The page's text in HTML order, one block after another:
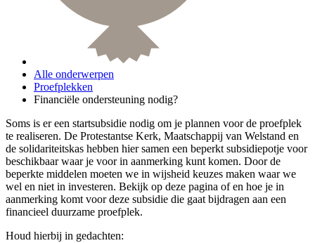
Alle onderwerpen
Proefplekken
Financiële ondersteuning nodig?
Soms is er een startsubsidie nodig om je plannen voor de proefplek
te realiseren. De Protestantse Kerk, Maatschappij van Welstand en
de solidariteitskas hebben hier samen een beperkt subsidiepotje voor
beschikbaar waar je voor in aanmerking kunt komen. Door de
beperkte middelen moeten we in wijsheid keuzes maken waar we
wel en niet in investeren. Bekijk op deze pagina of en hoe je in
aanmerking komt voor deze subsidie die gaat bijdragen aan een
financieel duurzame proefplek.
Houd hierbij in gedachten: